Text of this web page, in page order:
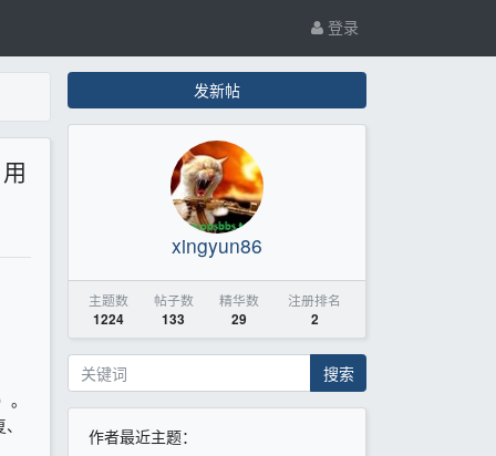
登录
发新帖
xingyun86
主题数
1224
帖子数
133
精华数
29
注册排名
2
搜索
作者最近主题：